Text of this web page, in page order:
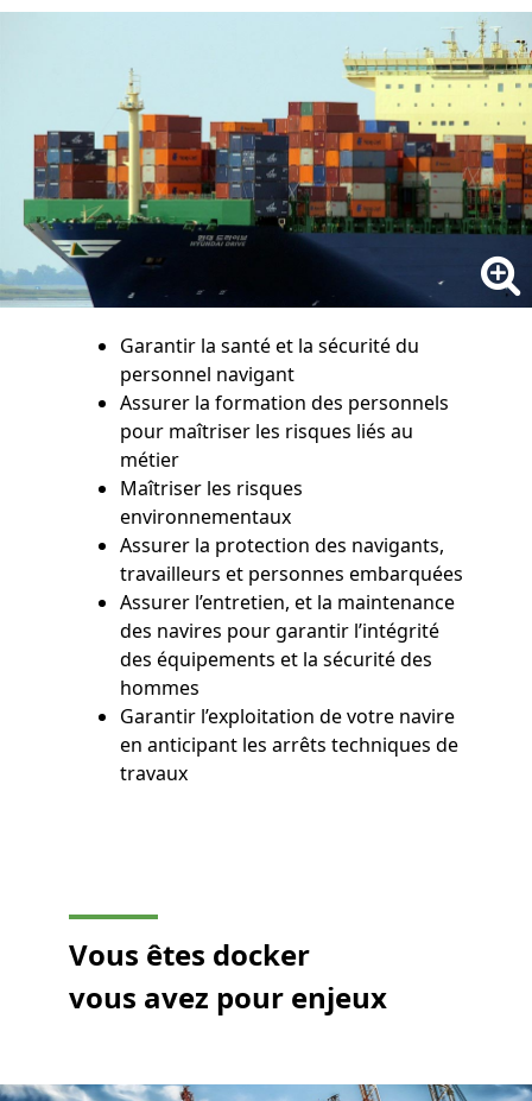
Garantir la santé et la sécurité du
personnel navigant
Assurer la formation des personnels
pour maîtriser les risques liés au
métier
Maîtriser les risques
environnementaux
Assurer la protection des navigants,
travailleurs et personnes embarquées
Assurer l’entretien, et la maintenance
des navires pour garantir l’intégrité
des équipements et la sécurité des
hommes
Garantir l’exploitation de votre navire
en anticipant les arrêts techniques de
travaux
Vous êtes docker
vous avez pour enjeux